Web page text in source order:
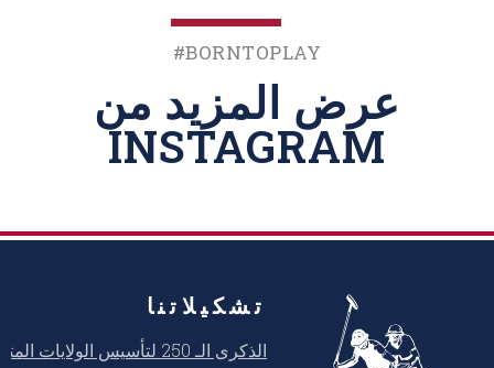
‎#BornToPlay
عرض المزيد من
INSTAGRAM
تشكيلاتنا
الذكرى الـ 250 لتأسيس الولايات المتحدة